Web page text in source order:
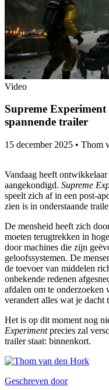
Video
Supreme
spannende trailer
15 december 2025 • Thom
Vandaag heeft
aangekondigd. Supreme
speelt zich af in een post-
zien is in onderstaande
De mensheid heeft zich
moeten terugtrekken in
door machines die zijn
geloofssystemen. De
de toevoer van middelen
onbekende redenen
afdalen om te onderzoeken
verandert alles wat je dacht
Het is op dit moment nog
Experimentprecies zal
trailer staat: binnenkort.
Geschreven door